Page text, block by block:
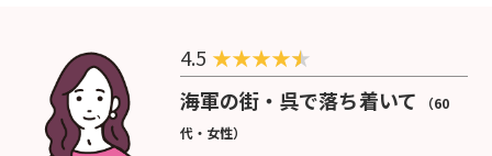
4.5 ★★★★
海軍の街・呉で落ち着いて
（60
代・女性）